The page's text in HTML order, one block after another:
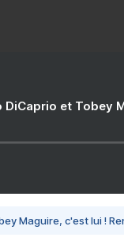
DiCaprio et Tobey
Maguire, c'est lui !